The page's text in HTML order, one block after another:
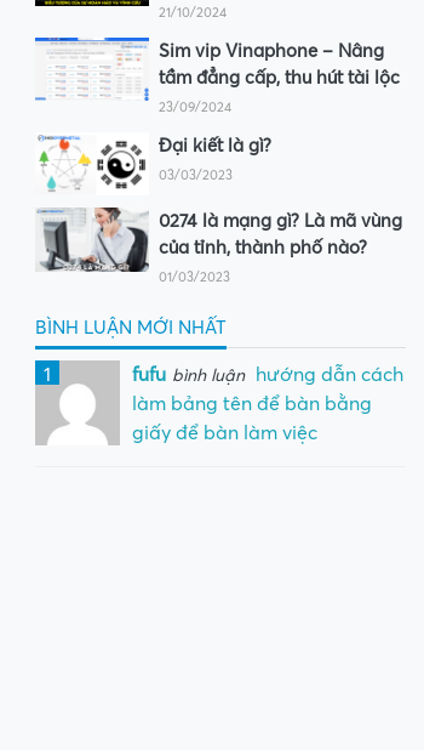
21/10/2024
Sim vip Vinaphone – Nâng
tầm đẳng cấp, thu hút tài lộc
23/09/2024
Đại kiết là gì?
03/03/2023
0274 là mạng gì? Là mã vùng
của tỉnh, thành phố nào?
01/03/2023
BÌNH LUẬN MỚI NHẤT
1 fufu bình luận
hướng dẫn cách
làm bảng tên để bàn bằng
giấy để bàn làm việc